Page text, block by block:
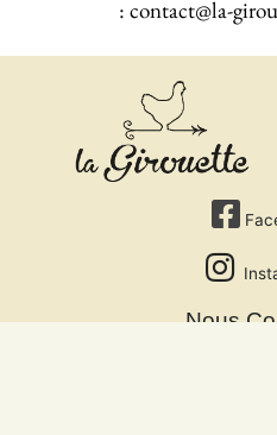
: contact@la-
Nous